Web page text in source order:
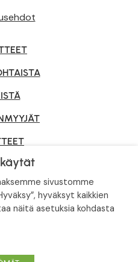
Reserved.
Facebook
sivustomme
hyväksyt kaikkien
näitä asetuksia kohdasta